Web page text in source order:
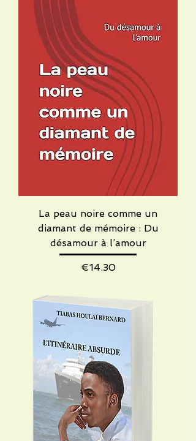
La peau noire comme un
diamant de mémoire : Du
désamour à l’amour
Price
€14.30